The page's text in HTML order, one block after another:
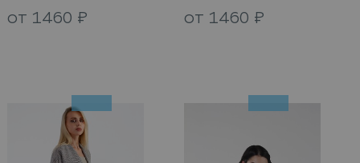
от 1460 ₽ от 1460 ₽